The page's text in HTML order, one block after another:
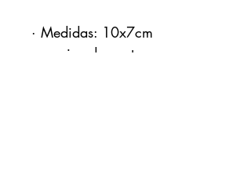
· Medidas: 10x7cm
aproximadamente.